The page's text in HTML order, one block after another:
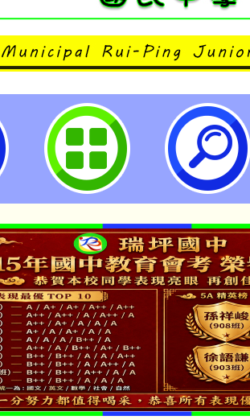
年度國民中學校長遴
一案(詳參閱附件)-桃
色祭」8/29、30在